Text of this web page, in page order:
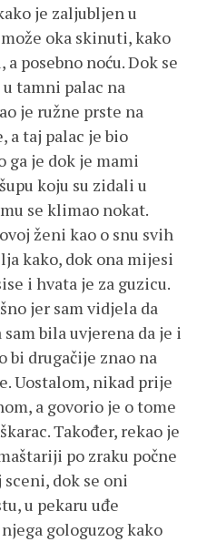
je zaljubljen u
oka skinuti, kako
posebno noću. Dok se
tamni palac na
je ružne prste na
a taj palac je bio
ga je dok je mami
koju su zidali u
se klimao nokat.
ženi kao o snu svih
kako, dok ona mijesi
i hvata je za guzicu.
jer sam vidjela da
bila uvjerena da je i
bi drugačije znao na
Uostalom, nikad prije
a govorio je o tome
Također, rekao je
po zraku počne
dok se oni
u pekaru uđe
gologuzog kako